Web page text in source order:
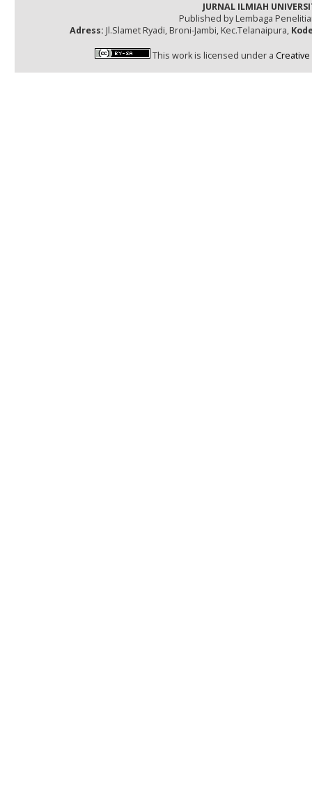
JURNAL ILMIAH
Published by Lembaga
Adress: Jl.Slamet Ryadi, Broni-Jambi, Kec.Telanaipura,
This work is licensed under a